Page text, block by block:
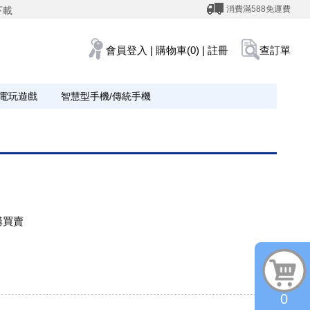
載 消費滿588免運費
會員登入 | 購物車(0) | 註冊 查訂單
玩遊戲 智慧型手機/傳統手機
買賣
0